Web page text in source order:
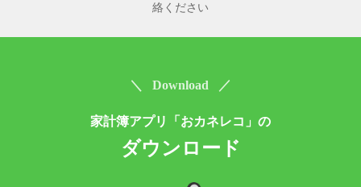
絡ください
＼ Download ／
家計簿アプリ「おカネレコ」の
ダウンロード